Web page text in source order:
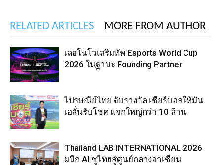
RELATED ARTICLES MORE FROM AUTHOR
เลอโนโวเสริมทัพ Esports World Cup
2026 ในฐานะ Founding Partner
ไปรษณีย์ไทย จับรางวัล เชียร์บอลให้มัน
เฮลั่นรับโชค แจกใหญ่กว่า 10 ล้าน
Thailand LAB INTERNATIONAL 2026
ผนึก AI ชูไทยสู่ศูนย์กลางอาเซียน